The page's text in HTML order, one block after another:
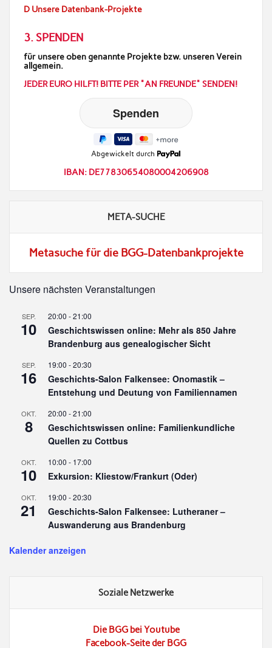
D Unsere Datenbank-Projekte
3. SPENDEN
für unsere oben genannte Projekte bzw. unseren Verein
allgemein.
JEDER EURO HILFT! BITTE PER "AN FREUNDE" SENDEN!
Abgewickelt durch
IBAN: DE77830654080004206908
META-SUCHE
Metasuche für die BGG-Datenbankprojekte
Unsere nächsten Veranstaltungen
SEP.
10
20:00 -21:00
Geschichtswissen online: Mehr als 850 Jahre
Brandenburg aus genealogischer Sicht
SEP.
16
19:00 -20:30
Geschichts-Salon Falkensee: Onomastik –
Entstehung und Deutung von Familiennamen
OKT.
8
20:00 -21:00
Geschichtswissen online: Familienkundliche
Quellen zu Cottbus
OKT.
10
10:00 - 17:00
Exkursion: Kliestow/Frankurt (Oder)
OKT.
21
19:00 -20:30
Geschichts-Salon Falkensee: Lutheraner –
Auswanderung aus Brandenburg
Kalender anzeigen
Soziale Netzwerke
Die BGG bei Youtube
Facebook-Seite der BGG